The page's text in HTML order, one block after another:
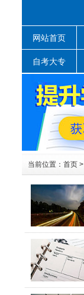
网站首页
自考大专
当前位置： 首页>